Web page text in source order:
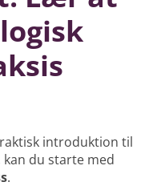
introduktion til
du starte med
.